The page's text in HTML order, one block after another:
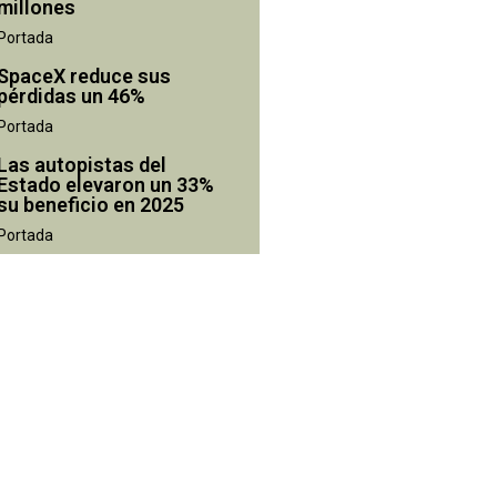
reduce sus
un 46%
autopistas del
elevaron un 33%
beneficio en 2025